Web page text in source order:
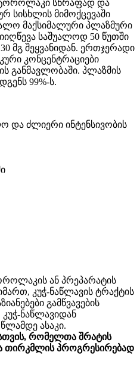
სწრაფად და
სისხლის მიმოქცევაში
მაქსიმალური პლაზმური
საშუალოდ 50 წუთში
30 მგ შეყვანიდან. ერთჯერადი
კონცენტრაციები
განმავლობაში. პლაზმის
99%-ს.
და ძლიერი ინტენსივობის
ან პრეპარატის
, კუჭ-ნაწლავის ტრაქტის
გამწვავების
კუჭ-ნაწლავიდან
წლამდე ასაკი.
, რომელთა შრატის
თირკმლის პროგრესირებად